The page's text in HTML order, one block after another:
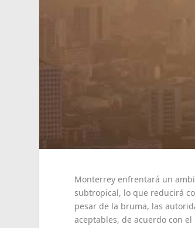
Monterrey enfrentará un
subtropical, lo que reducirá
pesar de la bruma, las
aceptables, de acuerdo con